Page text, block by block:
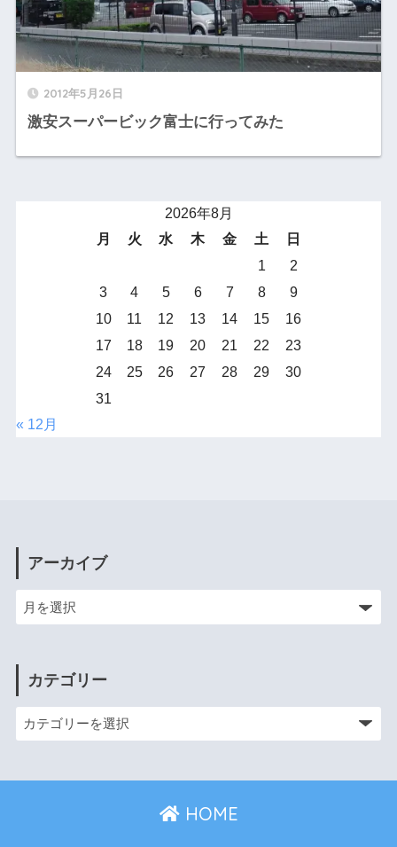
2012年5月26日
激安スーパービック富士に行ってみた
2026年8月
月
火 水 木 金 土
日
1
2
3
4 5 6 7 8
9
10
11 12 13 14 15
16
17
18 19 20 21 22
23
24
25 26 27 28 29
30
31
« 12月
アーカイブ
カテゴリー
HOME